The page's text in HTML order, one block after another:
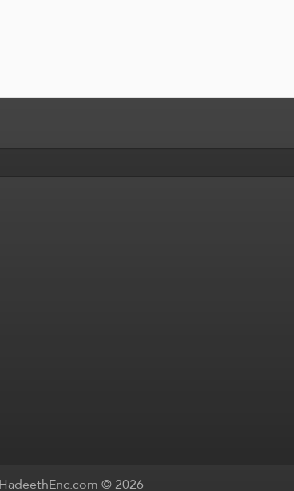
HadeethEnc.com © 2026